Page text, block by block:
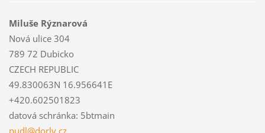
Miluše Rýznarová
Nová ulice 304
789 72 Dubicko
CZECH REPUBLIC
49.830063N 16.956641E
+420.602501823
datová schránka: 5btmain